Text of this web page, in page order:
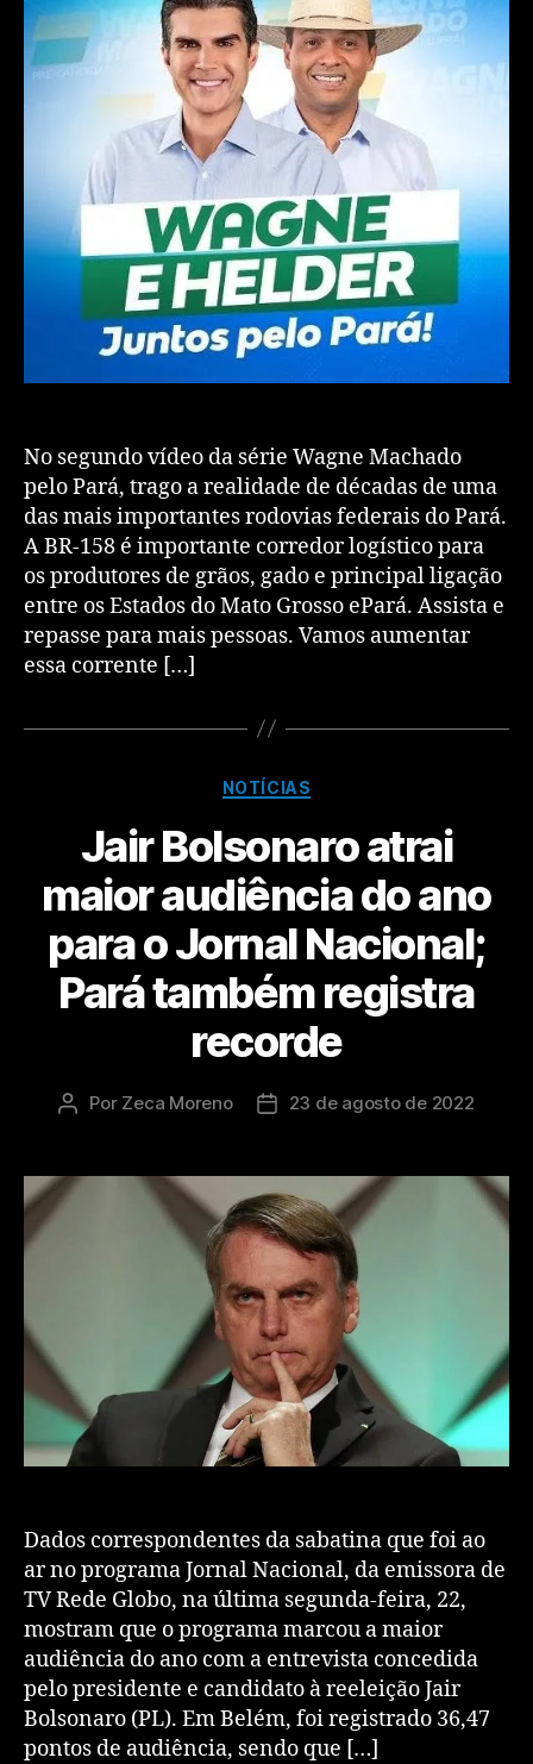
No segundo vídeo da série Wagne Machado
pelo Pará, trago a realidade de décadas de uma
das mais importantes rodovias federais do Pará.
A BR-158 é importante corredor logístico para
os produtores de grãos, gado e principal ligação
entre os Estados do Mato Grosso ePará. Assista e
repasse para mais pessoas. Vamos aumentar
essa corrente […]
NOTÍCIAS
Jair Bolsonaro atrai
maior audiência do ano
para o Jornal Nacional;
Pará também registra
recorde
Por Zeca Moreno 23 de agosto de 2022
Dados correspondentes da sabatina que foi ao
ar no programa Jornal Nacional, da emissora de
TV Rede Globo, na última segunda-feira, 22,
mostram que o programa marcou a maior
audiência do ano com a entrevista concedida
pelo presidente e candidato à reeleição Jair
Bolsonaro (PL). Em Belém, foi registrado 36,47
pontos de audiência, sendo que […]